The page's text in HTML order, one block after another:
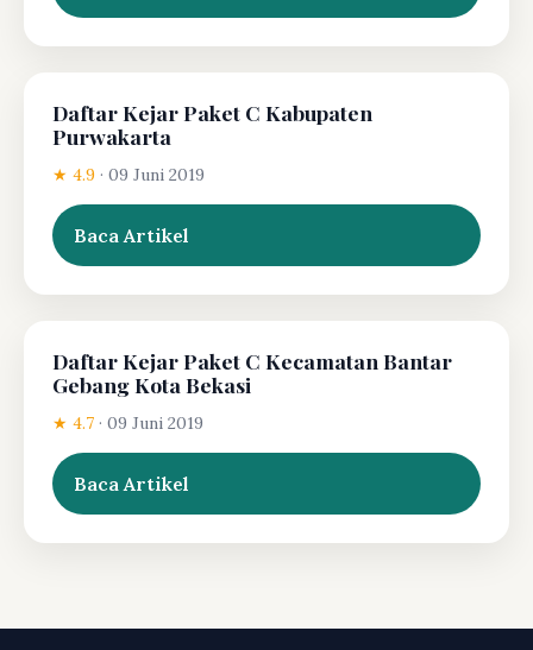
Daftar Kejar Paket C Kabupaten
Purwakarta
★ 4.9 · 09 Juni 2019
Baca Artikel
Daftar Kejar Paket C Kecamatan Bantar
Gebang Kota Bekasi
★ 4.7 · 09 Juni 2019
Baca Artikel